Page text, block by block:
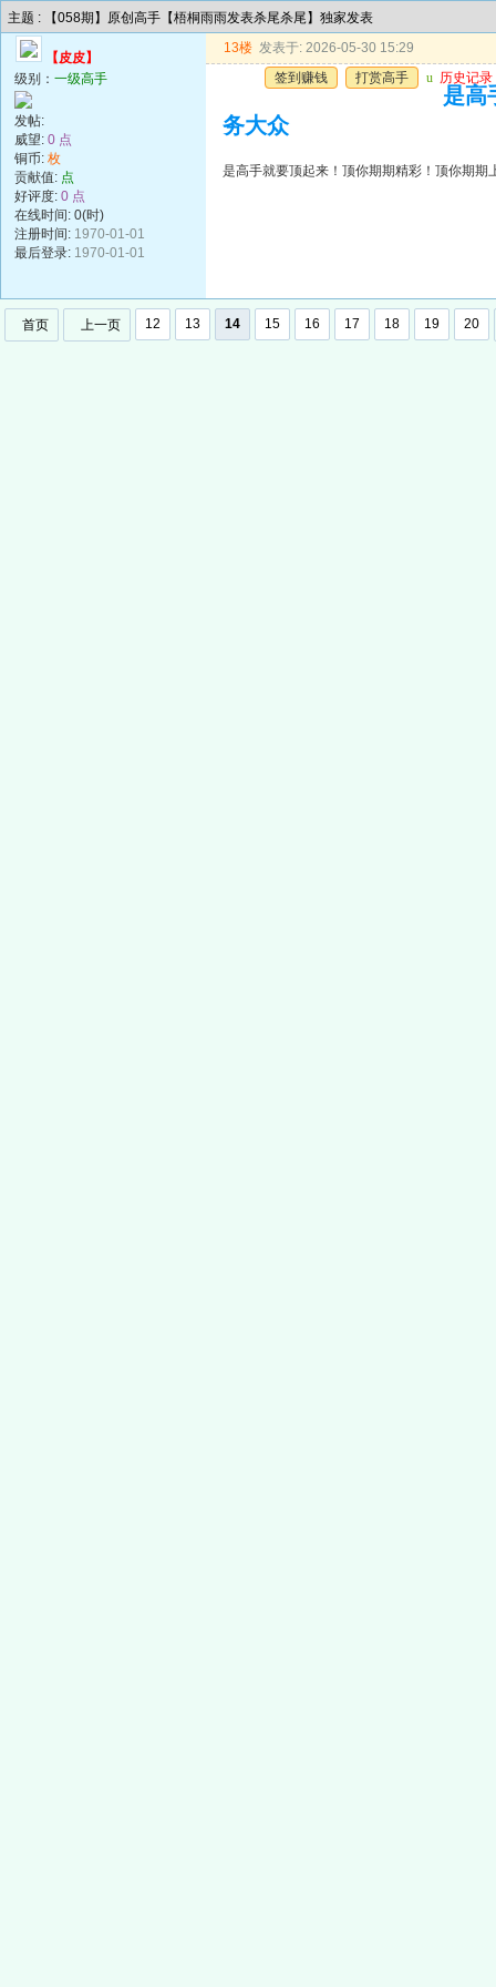
主题 : 【058期】原创高手【梧桐雨雨发表杀尾杀尾】独家发表
【皮皮】
级别： 一级高手
发帖:
威望: 0 点
铜币: 枚
贡献值: 点
好评度: 0 点
在线时间: 0(时)
注册时间: 1970-01-01
最后登录: 1970-01-01
13楼 发表于: 2026-05-30 15:29
签到赚钱
打赏高手 u 历史记录
是高
务大众
是高手就要顶起来！顶你期期精彩！顶你期期
首页 上一页 12 13 14 15 16 17 18 19 20